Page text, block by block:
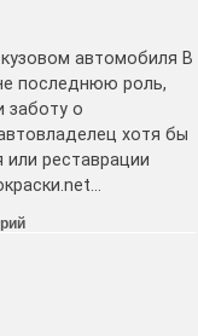
автомобиля В
последнюю роль,
заботу о
хотя бы
реставрации
к